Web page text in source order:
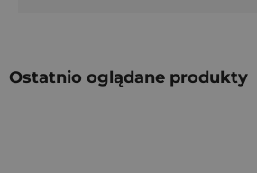
Ostatnio oglądane produkty